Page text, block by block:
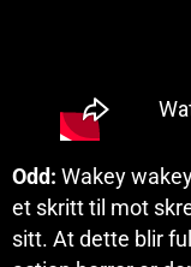
Odd: Wakey
et skritt til mot
sitt. At dette blir